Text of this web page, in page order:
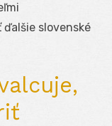
slovenské